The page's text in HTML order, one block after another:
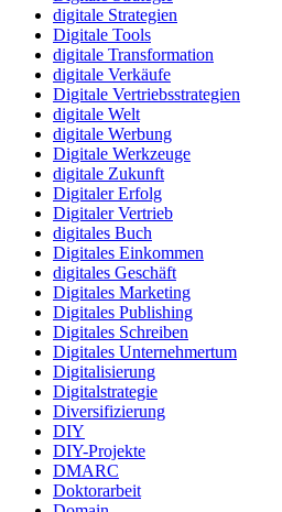
digitale Strategien
Digitale Tools
digitale Transformation
digitale Verkäufe
Digitale Vertriebsstrategien
digitale Welt
digitale Werbung
Digitale Werkzeuge
digitale Zukunft
Digitaler Erfolg
Digitaler Vertrieb
digitales Buch
Digitales Einkommen
digitales Geschäft
Digitales Marketing
Digitales Publishing
Digitales Schreiben
Digitales Unternehmertum
Digitalisierung
Digitalstrategie
Diversifizierung
DIY
DIY-Projekte
DMARC
Doktorarbeit